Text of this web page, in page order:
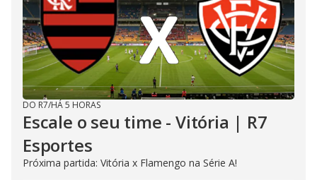
DO R7/HÁ 5 HORAS
Escale o seu time - Vitória | R7
Esportes
Próxima partida: Vitória x Flamengo na Série A!